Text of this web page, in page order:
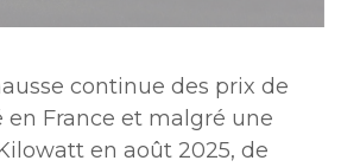
continue des prix de
en France et malgré une
en août 2025, de